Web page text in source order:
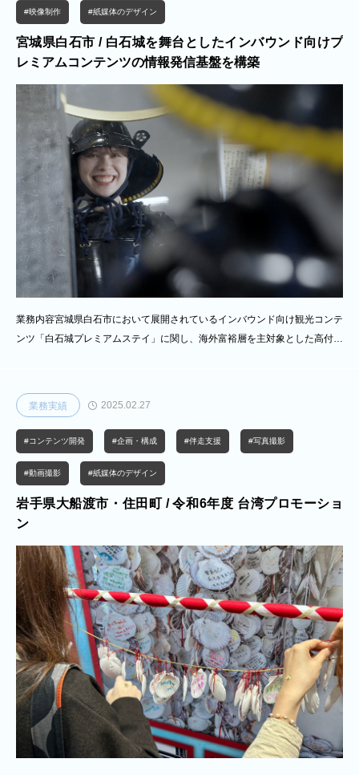
ともに検討を重ね、体験コンテンツを
#映像制作 #紙媒体のデザイン
宮城県白石市 / 白石城を舞台としたインバウンド向けプ
レミアムコンテンツの情報発信基盤を構築
業務内容宮城県白石市において展開されているインバウンド向け観光コンテ
ンツ「白石城プレミアムステイ」に関し、海外富裕層を主対象とした高付加
た。本事業は、歴史資源である白石城を活用したプレミアムな滞在型観光コ
ンテンツであり、訪日外国人旅行者（インバウンド）に向けて、その魅力を
的確に伝える情報発信設計が求められるプロジェクトです。当社では、単な
るWeb制作・動画制作・紙媒体制作にとどまらず、ターゲット設定および
コンセプト設計を起点とした統合的
業務実績 2025.02.27
#コンテンツ開発 #企画・構成 #伴走支援 #写真撮影
#動画撮影 #紙媒体のデザイン
岩手県大船渡市・住田町 / 令和6年度 台湾プロモーショ
ン